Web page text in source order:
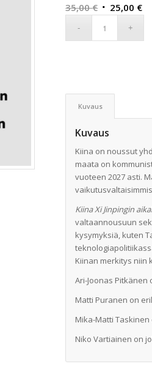
35,00€ Alkuperäinen
25,00 €
Kuvaus
Kuvaus
Kiina on noussut
maata on
vuoteen 2027 asti.
Kiina Xi Jinpingin
valtaannousuun
kysymyksiä, kuten
Kiinan merkitys niin
Ari-Joonas
Matti Puranen on
Mika-Matti
Niko Vartiainen on